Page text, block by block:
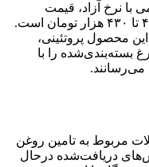
با نرخ آزاد، قیمت
تخم‌مرغ در هر شانه ۲‌کیلوگرمی بین ۴۰۰ تا ۴۳۰ هزار تومان است.
محصول پروتئینی،
بسته‌بندی‌شده را با
مربوط به تامین روغن
دریافت‌شده درحال